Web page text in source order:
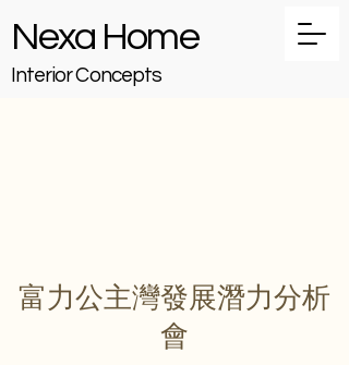
Nexa Home
Interior Concepts
富力公主灣發展潛力分析
會